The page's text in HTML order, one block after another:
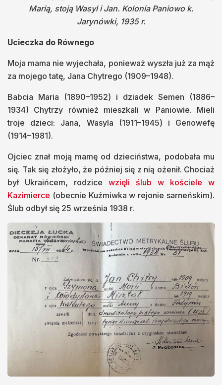
Marią, stoją Wasyl i Jan. Kolonia Paniowo k.
Jarynówki, 1935 r.
Ucieczka do Równego
Moja mama nie wyjechała, ponieważ wyszła już za mąż
za mojego tatę, Jana Chytrego (1909–1948).
Babcia Maria (1890–1952) i dziadek Semen (1886–
1934) Chytrzy również mieszkali w Paniowie. Mieli
troje dzieci: Jana, Wasyla (1911–1945) i Genowefę
(1914–1981).
Ojciec znał moją mamę od dzieciństwa, podobała mu
się. Tak się złożyło, że później się z nią ożenił. Chociaż
był Ukraińcem, rodzice wzięli ślub w kościele w
Kazimierce (obecnie Kuźmiwka w rejonie sarneńskim).
Ślub odbył się 25 września 1938 r.